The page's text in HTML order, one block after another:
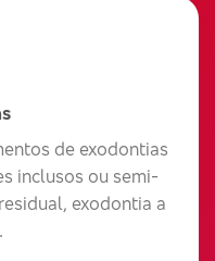
de exodontias
inclusos ou semi-
exodontia a